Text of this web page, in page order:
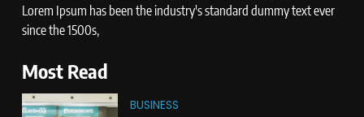
Lorem Ipsum has been the industry's standard dummy text ever
since the 1500s,
Most Read
BUSINESS